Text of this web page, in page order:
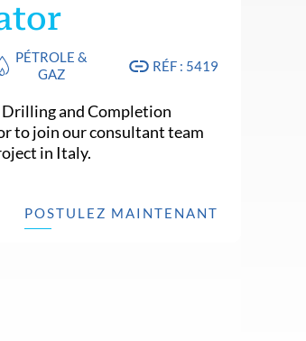
PÉTROLE &
GAZ
RÉF : 5419
and Completion
to join our consultant team
in Italy.
POSTULEZ MAINTENANT